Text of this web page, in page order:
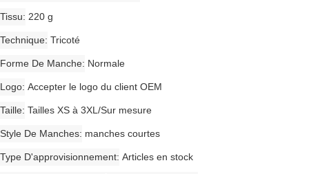
Tissu 220 g
Technique Tricoté
Forme De Manche Normale
Logo Accepter le logo du client OEM
Taille Tailles XS à 3XL/Sur mesure
Style De Manches manches courtes
Type D'approvisionnement Articles en stock